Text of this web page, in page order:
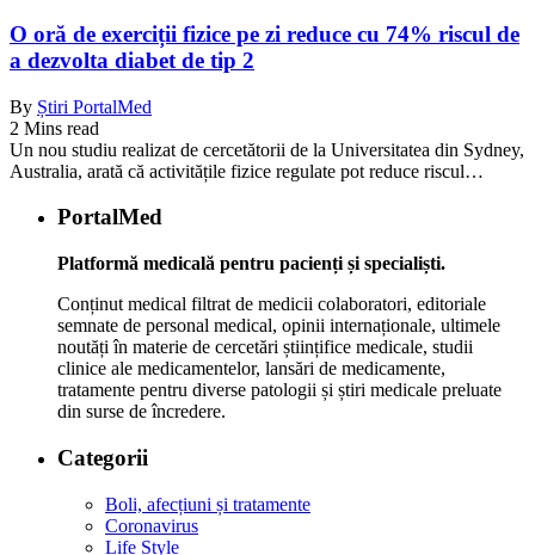
O oră de exerciții fizice pe zi reduce cu 74% riscul de
a dezvolta diabet de tip 2
By Știri PortalMed
2 Mins read
Un nou studiu realizat de cercetătorii de la Universitatea din Sydney,
Australia, arată că activitățile fizice regulate pot reduce riscul…
PortalMed
Platformă medicală pentru pacienți și specialiști.
Conținut medical filtrat de medicii colaboratori, editoriale
semnate de personal medical, opinii internaționale, ultimele
noutăți în materie de cercetări științifice medicale, studii
clinice ale medicamentelor, lansări de medicamente,
tratamente pentru diverse patologii și știri medicale preluate
din surse de încredere.
Categorii
Boli, afecțiuni și tratamente
Coronavirus
Life Style